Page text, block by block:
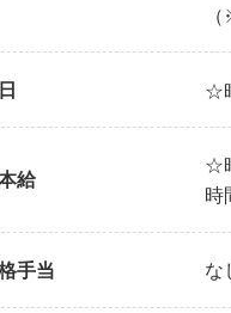
☆
給
☆
時
手当 な